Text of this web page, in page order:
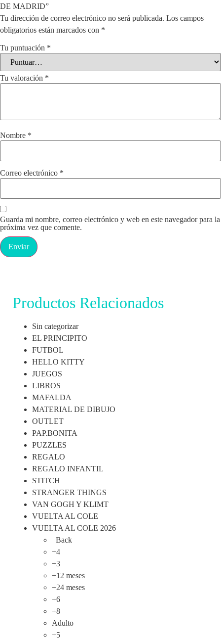
DE MADRID”
Tu dirección de correo electrónico no será publicada. Los campos
obligatorios están marcados con *
Tu puntuación *
Tu valoración *
Nombre *
Correo electrónico *
Guarda mi nombre, correo electrónico y web en este navegador para la
próxima vez que comente.
Productos Relacionados
Sin categorizar
EL PRINCIPITO
FUTBOL
HELLO KITTY
JUEGOS
LIBROS
MAFALDA
MATERIAL DE DIBUJO
OUTLET
PAP.BONITA
PUZZLES
REGALO
REGALO INFANTIL
STITCH
STRANGER THINGS
VAN GOGH Y KLIMT
VUELTA AL COLE
VUELTA AL COLE 2026
Back
+4
+3
+12 meses
+24 meses
+6
+8
Adulto
+5